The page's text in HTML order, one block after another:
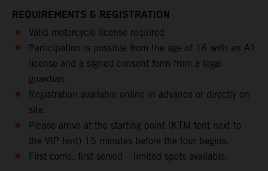
REQUIREMENTS & REGISTRATION
Valid motorcycle license required
Participation is possible from the age of 16 with an A1
license and a signed consent form from a legal
guardian.
Registration available online in advance or directly on
site.
Please arrive at the starting point (KTM tent next to
the VIP tent) 15 minutes before the tour begins.
First come, first served – limited spots available.